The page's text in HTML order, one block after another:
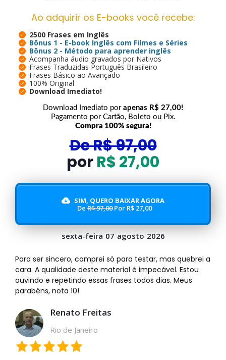
Ao adquirir os E-books você recebe:
2500 Frases em Inglês
Bônus 1 - E-book Inglês com Filmes e Séries
Bônus 2 - Método para aprender inglês
Acompanha áudio gravados por Nativos
Frases Traduzidas Português Brasileiro
Frases Básico ao Avançado
100% Original
Download Imediato!
Download Imediato por apenas R$ 27,00!
Pagamento por Cartão, Boleto ou Pix.
Compra 100% segura!
De R$ 97,00
porR$ 27,00
SIM, QUERO BAIXAR AGORA
DeR$ 97,00Por R$ 27,00
sexta-feira agosto
07 2026
Para ser sincero, comprei só para testar, mas quebrei a
cara. A qualidade deste material é impecável. Estou
ouvindo e repetindo essas frases todos dias. Meus
parabéns, nota 10!
Renato Freitas
Rio de Janeiro